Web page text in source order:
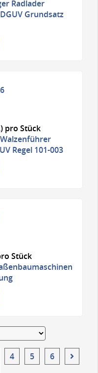
Radlader
Grundsatz
pro Stück
Regel 101-003
Stück
4 5 6